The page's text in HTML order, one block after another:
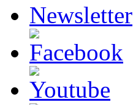
Newsletter